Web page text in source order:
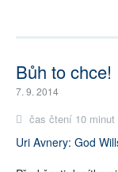
Bůh to chce!
7. 9. 2014
čas čtení 10 minut
Uri Avnery: God